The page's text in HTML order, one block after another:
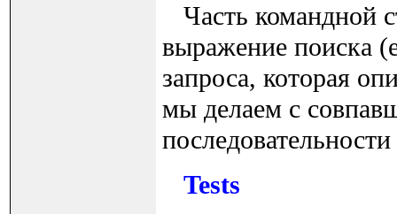
Часть командной
выражение поиска
запроса, которая
мы делаем с
Tests